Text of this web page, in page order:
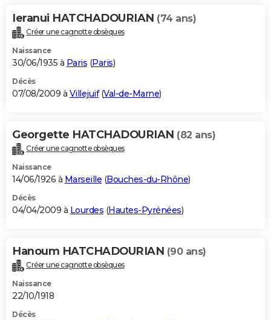
Ieranui HATCHADOURIAN (74 ans)
Créer une cagnotte obsèques
Naissance
30/06/1935 à Paris (Paris)
Décès
07/08/2009 à Villejuif(Val-de-Marne)
Georgette HATCHADOURIAN (82 ans)
Créer une cagnotte obsèques
Naissance
14/06/1926 à Marseille (Bouches-du-Rhône)
Décès
04/04/2009 à Lourdes (Hautes-Pyrénées)
Hanoum HATCHADOURIAN (90 ans)
Créer une cagnotte obsèques
Naissance
22/10/1918
Décès